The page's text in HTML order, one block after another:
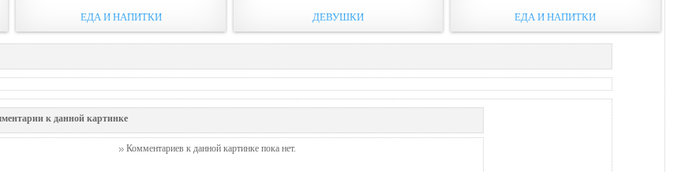
ЕДА И НАПИТКИ ДЕВУШКИ ЕДА И НАПИТКИ
к данной картинке
Комментариев к данной картинке пока нет.